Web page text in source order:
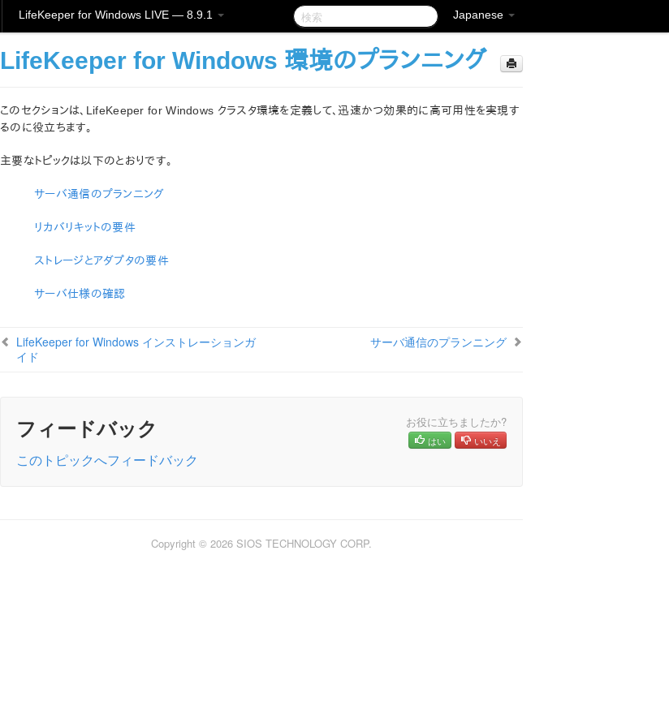
Japanese
LifeKeeper for Windows LIVE — 8.9.1
LifeKeeper for Windows 環境のプランニング
このセクションは、LifeKeeper for Windows クラスタ環境を定義して、迅速かつ効果的に高可用性を実現す
るのに役立ちます。
主要なトピックは以下のとおりです。
サーバ通信のプランニング
リカバリキットの要件
ストレージとアダプタの要件
サーバ仕様の確認
LifeKeeper for Windows インストレーションガ
イド
サーバ通信のプランニング
フィードバック お役に立ちましたか?
はい いいえ
このトピックへフィードバック
Copyright © 2026 SIOS TECHNOLOGY CORP.